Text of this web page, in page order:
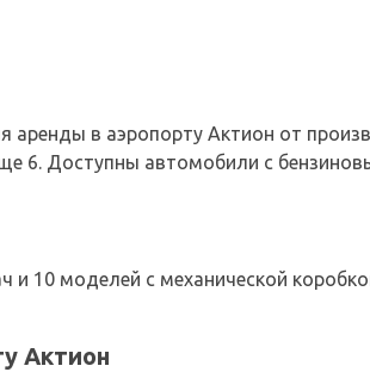
аренды в аэропорту Актион от
6. Доступны автомобили с
10 моделей с механической
Актион